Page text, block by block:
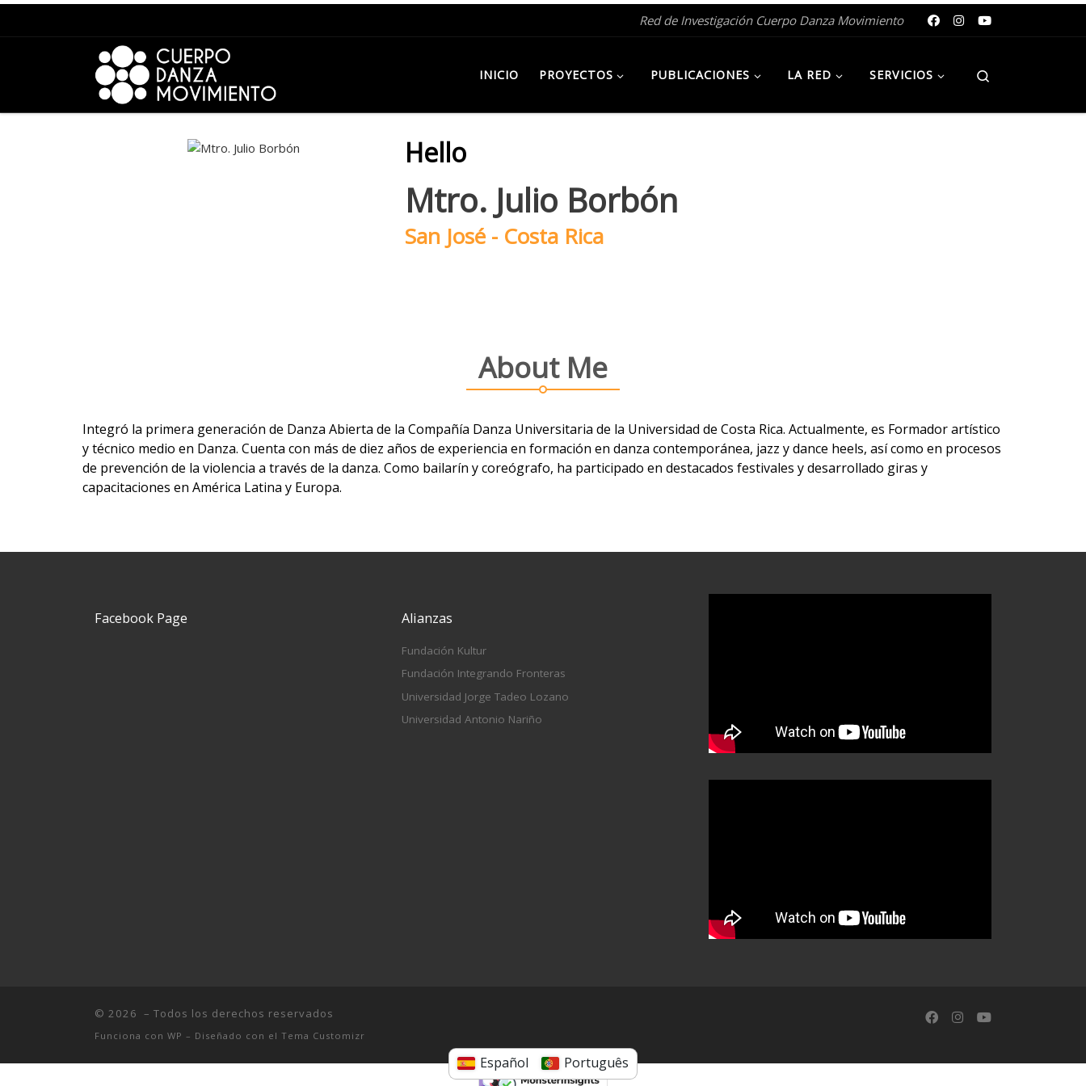
Red de Investigación Cuerpo Danza Movimiento
INICIO PROYECTOS PUBLICACIONES LA RED SERVICIOS
Hello
Mtro. Julio Borbón
San José - Costa Rica
About Me
Integró la primera generación de Danza Abierta de la Compañía Danza Universitaria de la Universidad de Costa Rica. Actualmente, es Formador artístico
y técnico medio en Danza. Cuenta con más de diez años de experiencia en formación en danza contemporánea, jazz y dance heels, así como en procesos
de prevención de la violencia a través de la danza. Como bailarín y coreógrafo, ha participado en destacados festivales y desarrollado giras y
capacitaciones en América Latina y Europa.
Facebook Page Alianzas
Fundación Kultur
Fundación Integrando Fronteras
Universidad Jorge Tadeo Lozano
Universidad Antonio Nariño
© 2026 – Todos los derechos reservados
Funciona con WP – Diseñado con el Tema Customizr
Español Português